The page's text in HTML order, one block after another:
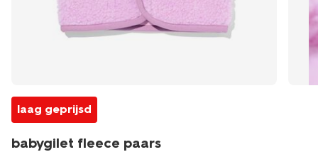
laag geprijsd
babygilet fleece paars